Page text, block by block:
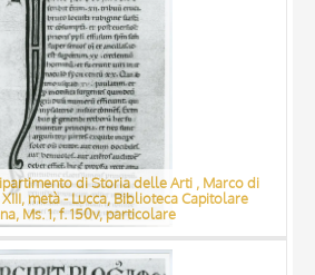
di Storia delle Arti , Marco di
metà - Lucca, Biblioteca Capitolare
Ms. 1, f. 150v, particolare